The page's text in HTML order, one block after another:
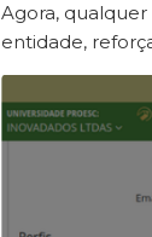
Agora,
entidade,